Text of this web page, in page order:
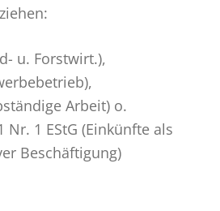
u. Forstwirt.),
Arbeit) o.
Nr. 1 EStG (Einkünfte als
Beschäftigung)